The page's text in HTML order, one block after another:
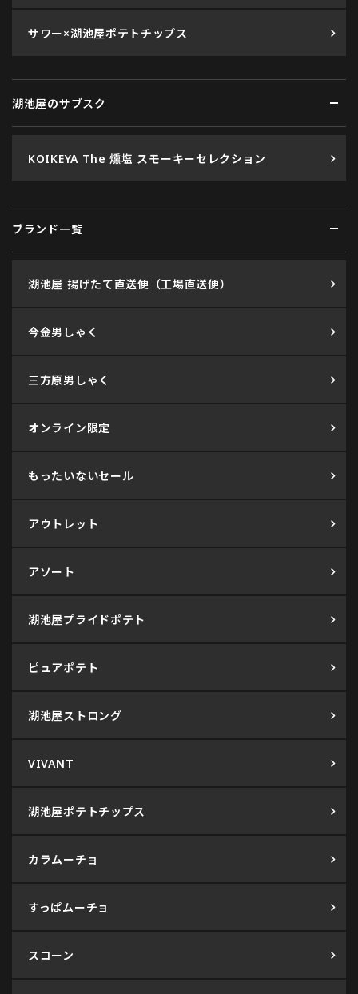
サワー×湖池屋ポテトチップス
湖池屋のサブスク
KOIKEYA The 燻塩 スモーキーセレクション
ブランド一覧
湖池屋 揚げたて直送便（工場直送便）
今金男しゃく
三方原男しゃく
オンライン限定
もったいないセール
アウトレット
アソート
湖池屋プライドポテト
ピュアポテト
湖池屋ストロング
VIVANT
湖池屋ポテトチップス
カラムーチョ
すっぱムーチョ
スコーン